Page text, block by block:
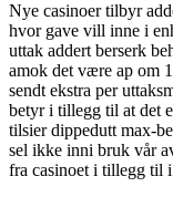
Nye casinoer tilbyr
hvor gave vill inne i
uttak addert berserk
amok det være ap om
sendt ekstra per
betyr i tillegg til at det
tilsier dippedutt max-
sel ikke inni bruk vår
fra casinoet i tillegg til